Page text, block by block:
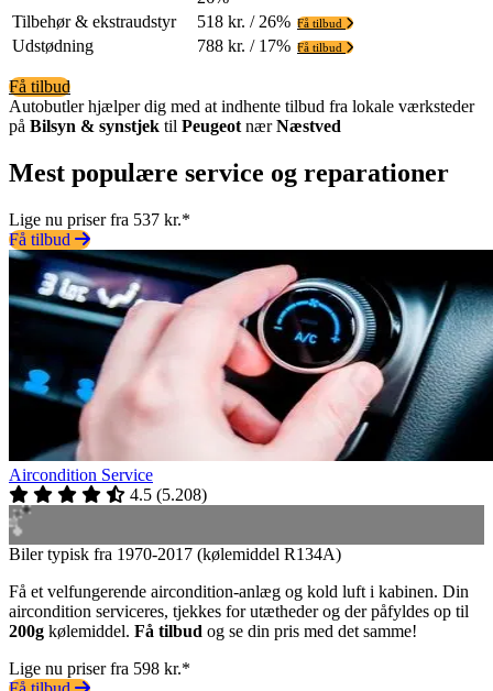
Tilbehør & ekstraudstyr 518 kr. / 26% Få tilbud
Udstødning 788 kr. / 17% Få tilbud
Få tilbud
Autobutler hjælper dig med at indhente tilbud fra lokale værksteder
på Bilsyn & synstjek til Peugeot nærNæstved
Mest populære service og reparationer
Lige nu priser fra 537 kr.*
Få tilbud
Aircondition Service
4.5 (5.208)
Biler typisk fra 1970-2017 (kølemiddel R134A)
Få et velfungerende aircondition-anlæg og kold luft i kabinen. Din
aircondition serviceres, tjekkes for utætheder og der påfyldes op til
200g kølemiddel. Få tilbud og se din pris med det samme!
Lige nu priser fra 598 kr.*